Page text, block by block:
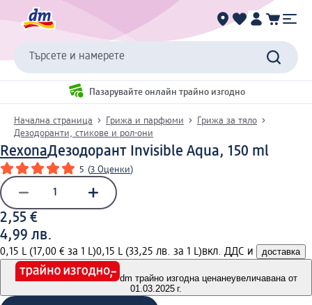
Търсете и намерете
Пазарувайте онлайн трайно изгодно
Начална страница Грижа и парфюми
Грижа за тяло
Дезодоранти, стикове и рол-они
RexonaДезодорант Invisible Aqua, 150 ml
5 (3 Оценки)
2,55 €
4,99 лв.
0,15 L (17,00 € за 1 L)0,15 L (33,25 лв. за 1 L)вкл. ДДС и доставка
dm трайно изгодна ценанеувеличавана от
01.03.2025 г.